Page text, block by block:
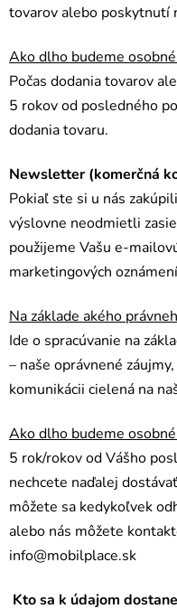
tovarov alebo poskytnutí
Ako dlho budeme
Počas dodania tovarov
5 rokov od posledného
dodania tovaru.
Newsletter (komerčná
Pokiaľ ste si u nás
výslovne neodmietli
použijeme Vašu e-
marketingových
Na základe akého
Ide o spracúvanie na
– naše oprávnené
komunikácii cielená na
Ako dlho budeme
5 rok/rokov od Vášho
nechcete naďalej
môžete sa kedykoľvek
alebo nás môžete
info@mobilplace.sk
Kto sa k údajom